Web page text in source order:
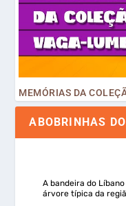
ABOBRINHAS
A bandeira do
árvore típica da